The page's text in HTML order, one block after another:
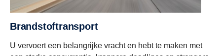
Brandstoftransport
U vervoert een belangrijke vracht en hebt te maken met